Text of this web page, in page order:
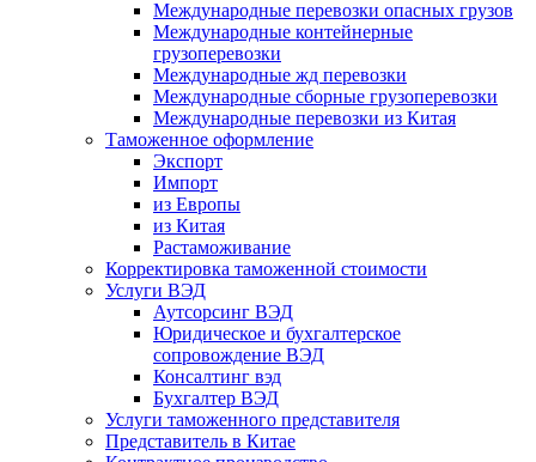
Международные перевозки опасных грузов
Международные контейнерные
грузоперевозки
Международные жд перевозки
Международные сборные грузоперевозки
Международные перевозки из Китая
Таможенное оформление
Экспорт
Импорт
из Европы
из Китая
Растаможивание
Корректировка таможенной стоимости
Услуги ВЭД
Аутсорсинг ВЭД
Юридическое и бухгалтерское
сопровождение ВЭД
Консалтинг вэд
Бухгалтер ВЭД
Услуги таможенного представителя
Представитель в Китае